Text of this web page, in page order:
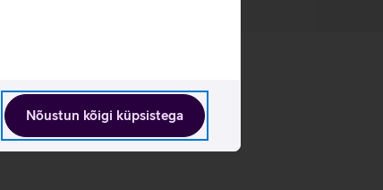
Nõustun kõigi küpsistega